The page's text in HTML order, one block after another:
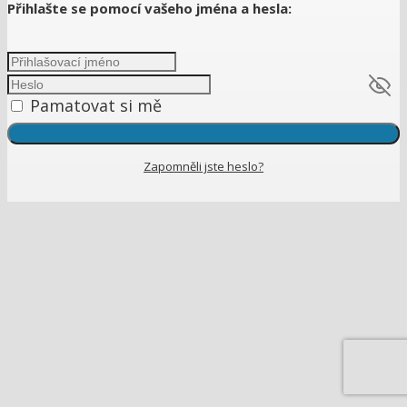
Přihlašte se pomocí vašeho jména a hesla:
Pamatovat si mě
Zapomněli jste heslo?